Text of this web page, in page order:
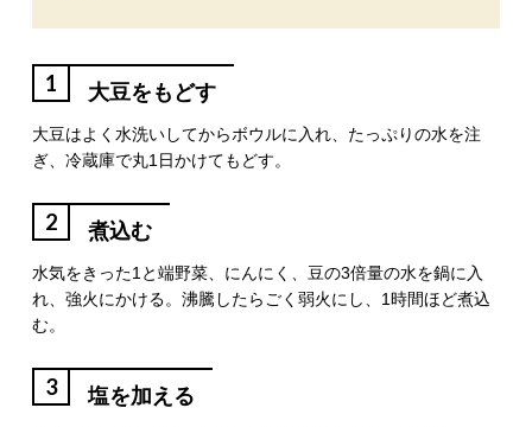
1 大豆をもどす
大豆はよく水洗いしてからボウルに入れ、たっぷりの水を注
ぎ、冷蔵庫で丸1日かけてもどす。
2 煮込む
水気をきった1と端野菜、にんにく、豆の3倍量の水を鍋に入
れ、強火にかける。沸騰したらごく弱火にし、1時間ほど煮込
む。
3 塩を加える